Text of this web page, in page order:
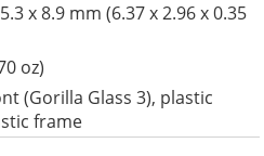
x 8.9 mm (6.37 x 2.96 x 0.35
oz)
(Gorilla Glass 3), plastic
frame